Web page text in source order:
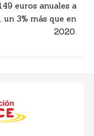
euros anuales a
un 3% más que en
2020.